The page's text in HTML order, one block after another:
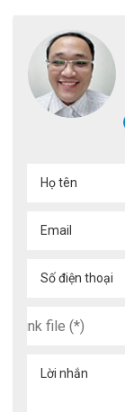
Họ tên
Email
Số điện thoại
Lời nhắn